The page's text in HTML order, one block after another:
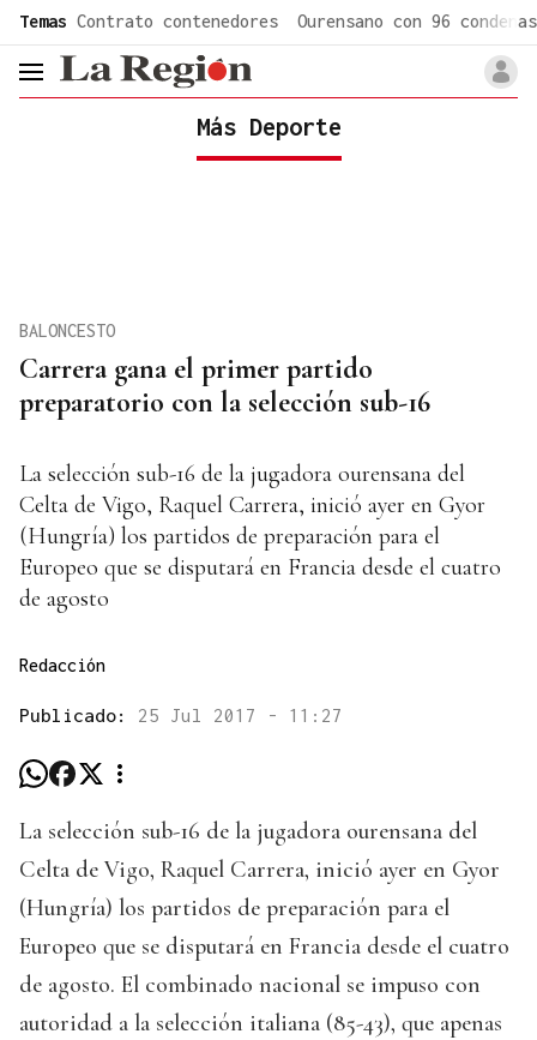
Temas Contrato contenedores Ourensano con 96 condenas
header.menu.open
Más Deporte
Carrera gana el primer partido
preparatorio con la selección sub-16
BALONCESTO
La selección sub-16 de la jugadora ourensana del
Celta de Vigo, Raquel Carrera, inició ayer en Gyor
(Hungría) los partidos de preparación para el
Europeo que se disputará en Francia desde el cuatro
de agosto
Redacción
Publicado: 25 Jul 2017 - 11:27
La selección sub-16 de la jugadora ourensana del
Celta de Vigo, Raquel Carrera, inició ayer en Gyor
(Hungría) los partidos de preparación para el
Europeo que se disputará en Francia desde el cuatro
de agosto. El combinado nacional se impuso con
autoridad a la selección italiana (85-43), que apenas